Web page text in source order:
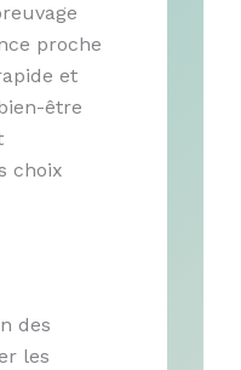
proche
et
être
choix
des
les